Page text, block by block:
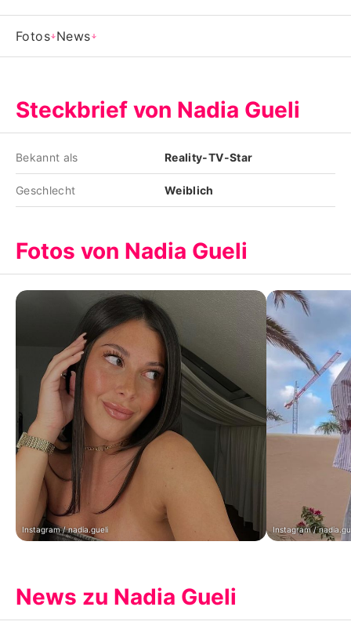
Impressum
Nutzungsbedingungen
Utiq verwalten
Fotos News
Steckbrief von Nadia Gueli
Bekannt als Reality-TV-Star
Geschlecht Weiblich
Fotos von Nadia Gueli
Instagram / nadia.gueli Instagram /
News zu Nadia Gueli